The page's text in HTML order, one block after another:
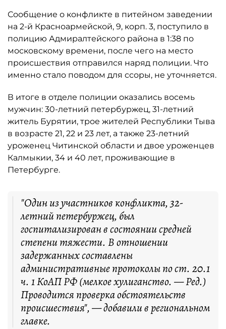
Сообщение о конфликте в питейном заведении
на 2-й Красноармейской, 9, корп. 3, поступило в
полицию Адмиралтейского района в 1:38 по
московскому времени, после чего на место
происшествия отправился наряд полиции. Что
именно стало поводом для ссоры, не уточняется.
В итоге в отделе полиции оказались восемь
мужчин: 30-летний петербуржец, 31-летний
житель Бурятии, трое жителей Республики Тыва
в возрасте 21, 22 и 23 лет, а также 23-летний
уроженец Читинской области и двое уроженцев
Калмыкии, 34 и 40 лет, проживающие в
Петербурге.
"Один из участников конфликта, 32-
летний петербуржец, был
госпитализирован в состоянии средней
степени тяжести. В отношении
задержанных составлены
административные протоколы по ст. 20.1
ч. 1 КоАП РФ (мелкое хулиганство. — Ред.)
Проводится проверка обстоятельств
происшествия", — добавили в региональном
главке.